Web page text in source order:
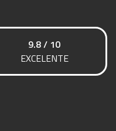
9.8 / 10
EXCELENTE